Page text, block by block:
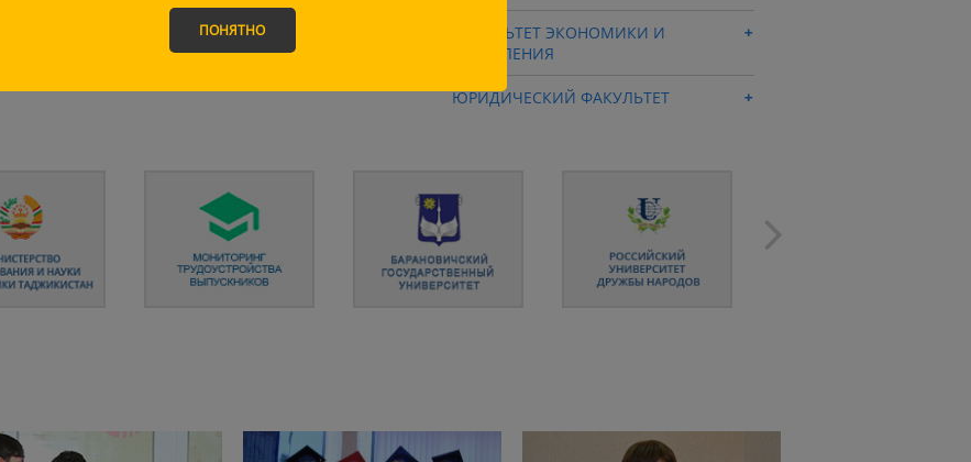
ФАКУЛЬТЕТ ЭКОНОМИКИ И
УПРАВЛЕНИЯ
ЮРИДИЧЕСКИЙ ФАКУЛЬТЕТ
ПОНЯТНО